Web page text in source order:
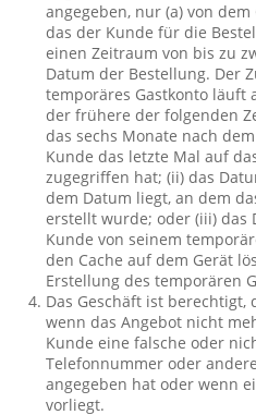
angegeben, nur (a) von
das der Kunde für die
einen Zeitraum von bis zu
Datum der Bestellung. Der
temporäres Gastkonto läuft
der frühere der folgenden
das sechs Monate nach
Kunde das letzte Mal auf
zugegriffen hat; (ii) das
dem Datum liegt, an dem
erstellt wurde; oder (iii) das
Kunde von seinem
den Cache auf dem Gerät
Erstellung des temporären
Das Geschäft ist
wenn das Angebot nicht
Kunde eine falsche oder
Telefonnummer oder
angegeben hat oder wenn
vorliegt.